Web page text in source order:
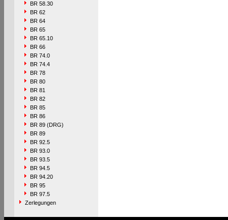
BR 58.30
BR 62
BR 64
BR 65
BR 65.10
BR 66
BR 74.0
BR 74.4
BR 78
BR 80
BR 81
BR 82
BR 85
BR 86
BR 89 (DRG)
BR 89
BR 92.5
BR 93.0
BR 93.5
BR 94.5
BR 94.20
BR 95
BR 97.5
Zerlegungen